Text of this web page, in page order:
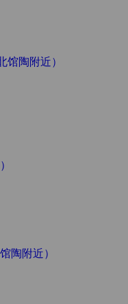
陶附近）
陶附近）